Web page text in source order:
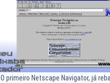
O primeiro Netscape Navigator, já